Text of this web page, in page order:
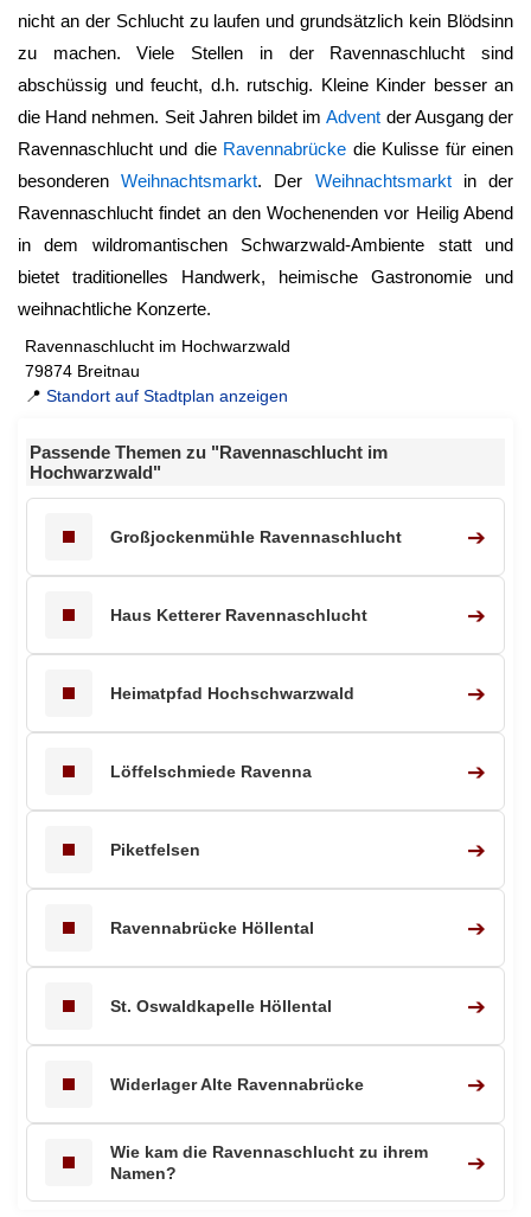
nicht an der Schlucht zu laufen und grundsätzlich kein Blödsinn
zu machen. Viele Stellen in der Ravennaschlucht sind
abschüssig und feucht, d.h. rutschig. Kleine Kinder besser an
die Hand nehmen. Seit Jahren bildet imAdvent der Ausgang der
Ravennaschlucht und die Ravennabrücke die Kulisse für einen
besonderenWeihnachtsmarkt. Der Weihnachtsmarktin der
Ravennaschlucht findet an den Wochenenden vor Heilig Abend
in dem wildromantischen Schwarzwald-Ambiente statt und
bietet traditionelles Handwerk, heimische Gastronomie und
weihnachtliche Konzerte.
Ravennaschlucht im Hochwarzwald
79874 Breitnau
📍 Standort auf Stadtplan anzeigen
Passende Themen zu "Ravennaschlucht im
Hochwarzwald"
Großjockenmühle Ravennaschlucht ➔
Haus Ketterer Ravennaschlucht ➔
Heimatpfad Hochschwarzwald ➔
Löffelschmiede Ravenna ➔
Piketfelsen ➔
Ravennabrücke Höllental ➔
St. Oswaldkapelle Höllental ➔
Widerlager Alte Ravennabrücke ➔
Wie kam die Ravennaschlucht zu ihrem
Namen?
➔